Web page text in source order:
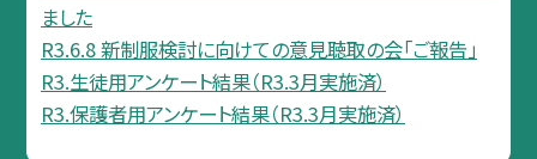
ました
R3.6.8 新制服検討に向けての意見聴取の会「ご報告」
R3.生徒用アンケート結果（R3.3月実施済）
R3.保護者用アンケート結果（R3.3月実施済）